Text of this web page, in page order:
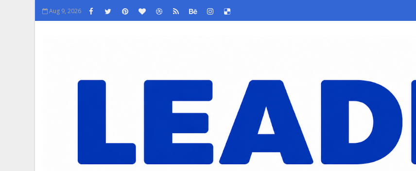
Aug 9, 2026